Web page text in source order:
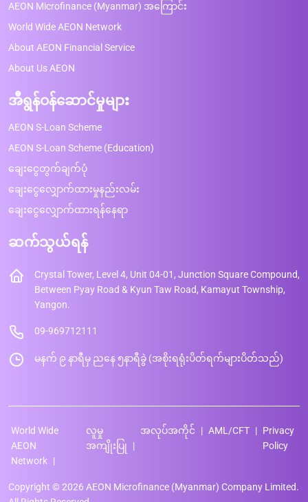
AEON Microfinance (Myanmar) အကြောင်း
World Wide AEON Network
About AEON Financial Service
About Us AEON
အီရွန်ဝန်ဆောင်မှုများ
AEON S-Loan Scheme
AEON S-Loan Scheme (Education)
ချေးငွေတွက်ချက်ပုံ
ချေးငွေလျှောက်ထားမှုနည်းလမ်း
ချေးငွေလျှောက်ထားရန်နေရာ
ဆက်သွယ်ရန်
Crystal Tower, Level 4, Unit 04-01, Junction Square Compound,
Between Pyay Road & Kyun Taw Road, Kamayut Township,
Yangon.
09-969712111
မနက် ၉ နာရီမှ ညနေ ၅နာရီခွဲ (အစိုးရရုံးပိတ်ရက်များပိတ်သည်)
Copyright © 2026 AEON Microfinance (Myanmar) Company Limited.
World Wide
AEON
Network
လူမှု
အကျိုးပြု
အလုပ်အကိုင် AML/CFT
Privacy
Policy